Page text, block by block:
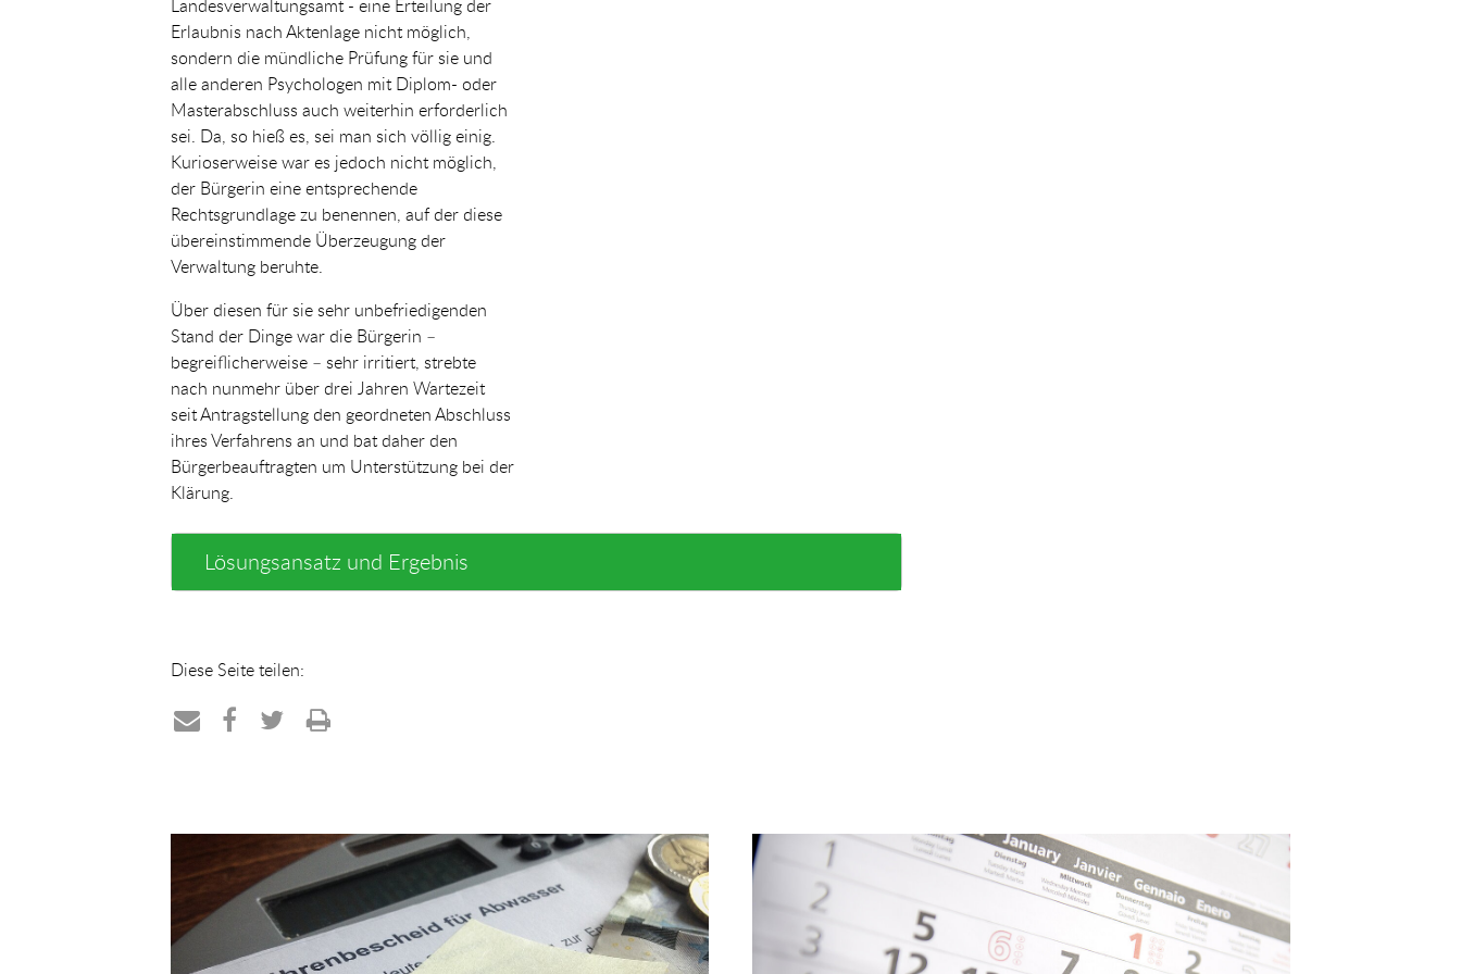
Landesverwaltungsamt - eine Erteilung der
Erlaubnis nach Aktenlage nicht möglich,
sondern die mündliche Prüfung für sie und
alle anderen Psychologen mit Diplom- oder
Masterabschluss auch weiterhin erforderlich
sei. Da, so hieß es, sei man sich völlig einig.
Kurioserweise war es jedoch nicht möglich,
der Bürgerin eine entsprechende
Rechtsgrundlage zu benennen, auf der diese
übereinstimmende Überzeugung der
Verwaltung beruhte.
Über diesen für sie sehr unbefriedigenden
Stand der Dinge war die Bürgerin –
begreiflicherweise – sehr irritiert, strebte
nach nunmehr über drei Jahren Wartezeit
seit Antragstellung den geordneten Abschluss
ihres Verfahrens an und bat daher den
Bürgerbeauftragten um Unterstützung bei der
Klärung.
Lösungsansatz und Ergebnis
Diese Seite teilen:
E-
Mail
Facebook
Twitter